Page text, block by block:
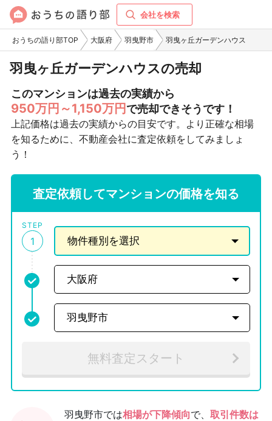
会社を検索
おうちの語り部TOP 大阪府 羽曳野市 羽曳ヶ丘ガーデンハウス
羽曳ヶ丘ガーデンハウスの売却
このマンションは過去の実績から
950万円～1,150万円で売却できそうです！
上記価格は過去の実績からの目安です。より正確な相場
を知るために、不動産会社に査定依頼をしてみましょ
う！
査定依頼してマンションの価格を知る
STEP
1
無料査定スタート
羽曳野市では相場が下降傾向で、 取引件数は